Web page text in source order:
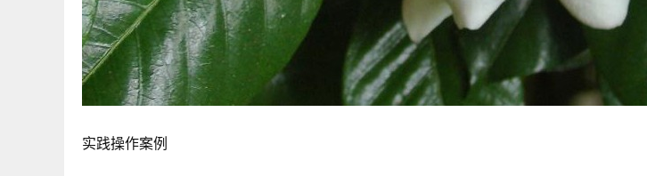
实践操作案例